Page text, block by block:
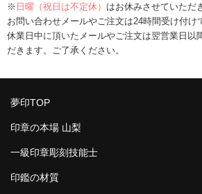
※ 日曜（祝日は不定休） はお休みさせていただ
お問い合わせメールやご注文は24時間受け付け
休業日中に頂いたメールやご注文は翌営業日以
だきます。ご了承ください。
夢印TOP
印章の本場 山梨
一級印章彫刻技能士
印鑑の材質